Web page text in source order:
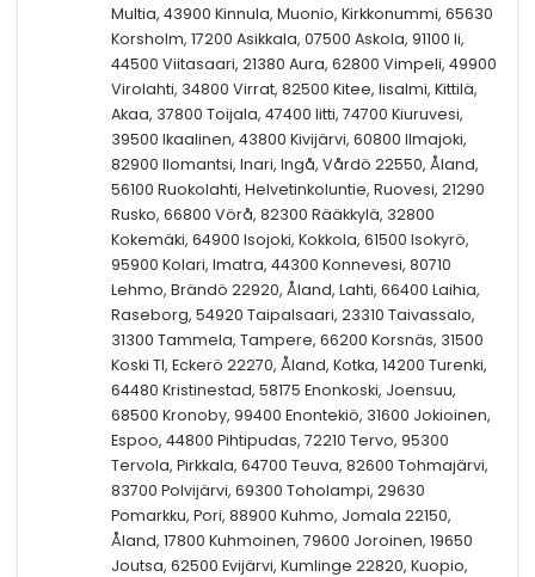
Multia, 43900 Kinnula, Muonio, Kirkkonummi, 65630
Korsholm, 17200 Asikkala, 07500 Askola, 91100 Ii,
44500 Viitasaari, 21380 Aura, 62800 Vimpeli, 49900
Virolahti, 34800 Virrat, 82500 Kitee, Iisalmi, Kittilä,
Akaa, 37800 Toijala, 47400 Iitti, 74700 Kiuruvesi,
39500 Ikaalinen, 43800 Kivijärvi, 60800 Ilmajoki,
82900 Ilomantsi, Inari, Ingå, Vårdö 22550, Åland,
56100 Ruokolahti, Helvetinkoluntie, Ruovesi, 21290
Rusko, 66800 Vörå, 82300 Rääkkylä, 32800
Kokemäki, 64900 Isojoki, Kokkola, 61500 Isokyrö,
95900 Kolari, Imatra, 44300 Konnevesi, 80710
Lehmo, Brändö 22920, Åland, Lahti, 66400 Laihia,
Raseborg, 54920 Taipalsaari, 23310 Taivassalo,
31300 Tammela, Tampere, 66200 Korsnäs, 31500
Koski Tl, Eckerö 22270, Åland, Kotka, 14200 Turenki,
64480 Kristinestad, 58175 Enonkoski, Joensuu,
68500 Kronoby, 99400 Enontekiö, 31600 Jokioinen,
Espoo, 44800 Pihtipudas, 72210 Tervo, 95300
Tervola, Pirkkala, 64700 Teuva, 82600 Tohmajärvi,
83700 Polvijärvi, 69300 Toholampi, 29630
Pomarkku, Pori, 88900 Kuhmo, Jomala 22150,
Åland, 17800 Kuhmoinen, 79600 Joroinen, 19650
Joutsa, 62500 Evijärvi, Kumlinge 22820, Kuopio,